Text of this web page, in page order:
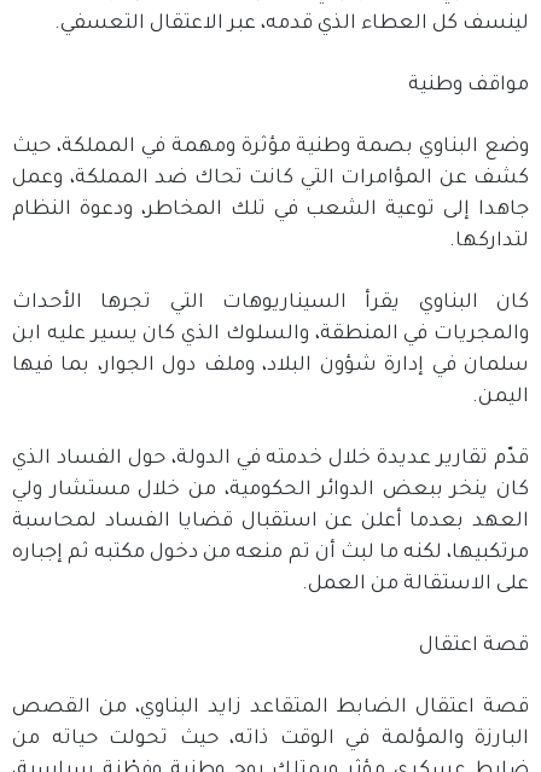
لينسف كل العطاء الذي قدمه، عبر الاعتقال التعسفي.
مواقف وطنية
وضع البناوي بصمة وطنية مؤثرة ومهمة في المملكة، حيث
كشف عن المؤامرات التي كانت تحاك ضد المملكة، وعمل
جاهدا إلى توعية الشعب في تلك المخاطر، ودعوة النظام
لتداركها.
كان البناوي يقرأ السيناريوهات التي تجرها الأحداث
والمجريات في المنطقة، والسلوك الذي كان يسير عليه ابن
سلمان في إدارة شؤون البلاد، وملف دول الجوار، بما فيها
اليمن.
قدّم تقارير عديدة خلال خدمته في الدولة، حول الفساد الذي
كان ينخر ببعض الدوائر الحكومية، من خلال مستشار ولي
العهد بعدما أعلن عن استقبال قضايا الفساد لمحاسبة
مرتكبيها، لكنه ما لبث أن تم منعه من دخول مكتبه ثم إجباره
على الاستقالة من العمل.
قصة اعتقال
قصة اعتقال الضابط المتقاعد زايد البناوي، من القصص
البارزة والمؤلمة في الوقت ذاته، حيث تحولت حياته من